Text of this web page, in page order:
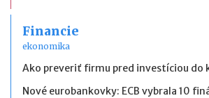
Financie
ekonomika
Ako preveriť firmu pred investíciou do
Nové eurobankovky: ECB vybrala 10